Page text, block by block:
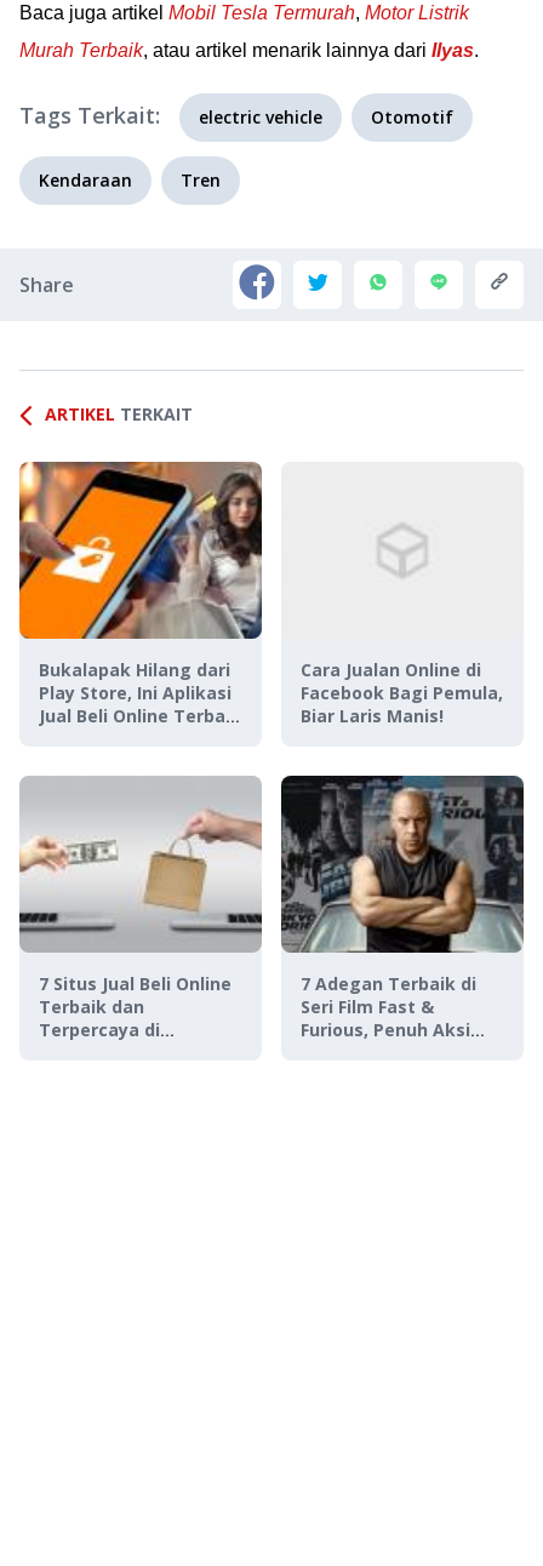
Baca juga artikel Mobil Tesla Termurah, Motor Listrik
Murah Terbaik, atau artikel menarik lainnya dari Ilyas.
Tags Terkait: electric vehicle Otomotif
Kendaraan Tren
Share
ARTIKEL TERKAIT
Bukalapak Hilang dari
Play Store, Ini Aplikasi
Jual Beli Online Terbaik
Cara Jualan Online di
Facebook Bagi Pemula,
Biar Laris Manis!
7 Situs Jual Beli Online
Terbaik dan
Terpercaya di
7 Adegan Terbaik di
Seri Film Fast &
Furious, Penuh Aksi